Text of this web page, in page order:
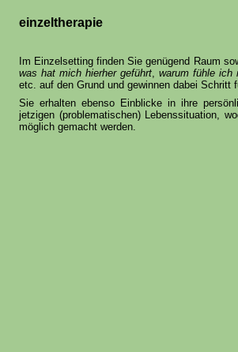
einzeltherapie
Im Einzelsetting finden Sie genügend Raum
was hat mich hierher geführt,warum fühle ich
etc. auf den Grund und gewinnen dabei
Sie erhalten ebenso Einblicke in ihre
jetzigen (problematischen) Lebenssituation,
möglich gemacht werden.